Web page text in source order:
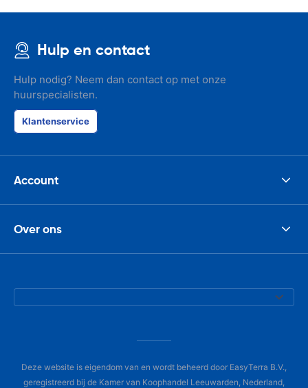
Hulp en contact
Hulp nodig? Neem dan contact op met onze
huurspecialisten.
Klantenservice
Account
Over ons
Deze website is eigendom van en wordt beheerd door EasyTerra B.V.,
geregistreerd bij de Kamer van Koophandel Leeuwarden, Nederland,